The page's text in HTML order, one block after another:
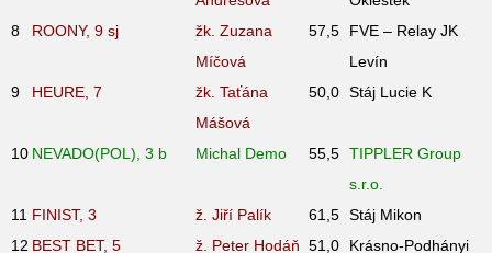
8
ROONY, 9 sj
žk. Zuzana
Míčová
57,5
FVE – Relay JK
Levín
9
HEURE, 7
žk. Taťána
Mášová
50,0 Stáj Lucie K
10 NEVADO(POL), 3 b Michal Demo 55,5 TIPPLER Group
s.r.o.
11 FINIST, 3 ž. Jiří Palík 61,5 Stáj Mikon
12 BEST BET, 5 ž. Peter Hodáň 51,0 Krásno-Podhányi